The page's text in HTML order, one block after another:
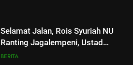
dan Tradisi Aswaja di
lingkungan Pelajar Yayasan Al
Fattah
Selamat Jalan, Rois Syuriah NU
Ranting Jagalempeni, Ustad
Susilo
BERITA